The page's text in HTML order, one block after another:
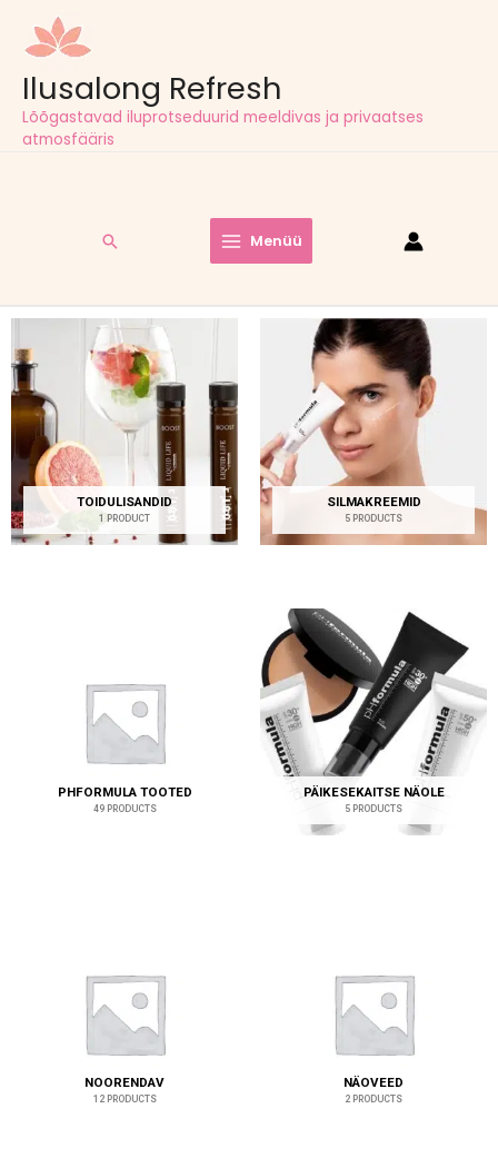
60,00€
Ilusalong Refresh
Lõõgastavad iluprotseduurid meeldivas ja privaatses
atmosfääris
Menüü
TOIDULISANDID
1 PRODUCT
SILMAKREEMID
5 PRODUCTS
PHFORMULA TOOTED
49 PRODUCTS
PÄIKESEKAITSE NÄOLE
5 PRODUCTS
NOORENDAV
12 PRODUCTS
NÄOVEED
2 PRODUCTS